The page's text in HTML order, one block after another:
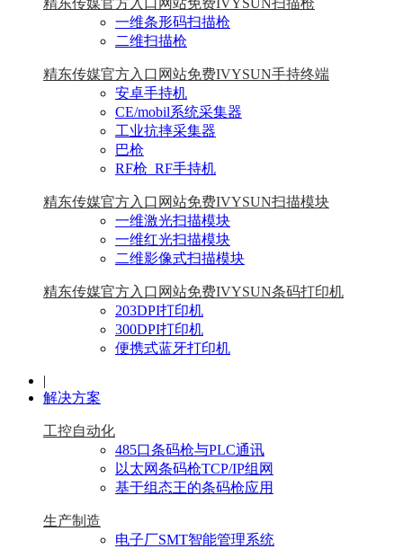
一维条形码扫描枪
二维扫描枪
精东传媒官方入口网站免费IVYSUN手持终端
安卓手持机
CE/mobil系统采集器
工业抗摔采集器
巴枪
RF枪_RF手持机
精东传媒官方入口网站免费IVYSUN扫描模块
一维激光扫描模块
一维红光扫描模块
二维影像式扫描模块
精东传媒官方入口网站免费IVYSUN条码打印机
203DPI打印机
300DPI打印机
便携式蓝牙打印机
|
解决方案
工控自动化
485口条码枪与PLC通讯
以太网条码枪TCP/IP组网
基于组态王的条码枪应用
生产制造
电子厂SMT智能管理系统